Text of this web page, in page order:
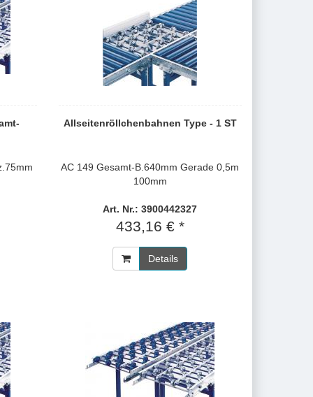
Allseitenröllchenbahnen Type - 1 ST
AC 149 Gesamt-B.640mm Gerade 0,5m
100mm
Art. Nr.: 3900442327
433,16 € *
Details